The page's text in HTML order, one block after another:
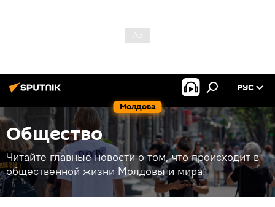
Молдова
РУС
Общество
Читайте главные новости о том, что происходит в
общественной жизни Молдовы и мира.